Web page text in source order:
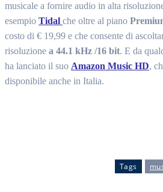
musicale a fornire audio in alta
esempio Tidal che oltre al piano
costo di € 19,99 e che consente di
risoluzione a 44.1 kHz /16 bit. E da
ha lanciato il suo Amazon Music HD,
disponibile anche in Italia.
Tags